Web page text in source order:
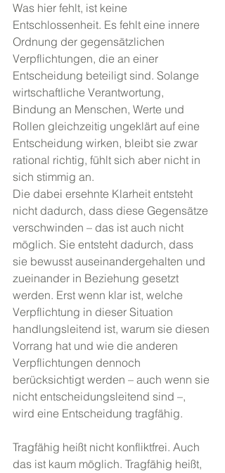
Was hier fehlt, ist keine
Entschlossenheit. Es fehlt eine innere
Ordnung der gegensätzlichen
Verpflichtungen, die an einer
Entscheidung beteiligt sind. Solange
wirtschaftliche Verantwortung,
Bindung an Menschen, Werte und
Rollen gleichzeitig ungeklärt auf eine
Entscheidung wirken, bleibt sie zwar
rational richtig, fühlt sich aber nicht in
sich stimmig an.
Die dabei ersehnte Klarheit entsteht
nicht dadurch, dass diese Gegensätze
verschwinden – das ist auch nicht
möglich. Sie entsteht dadurch, dass
sie bewusst auseinandergehalten und
zueinander in Beziehung gesetzt
werden. Erst wenn klar ist, welche
Verpflichtung in dieser Situation
handlungsleitend ist, warum sie diesen
Vorrang hat und wie die anderen
Verpflichtungen dennoch
berücksichtigt werden – auch wenn sie
nicht entscheidungsleitend sind –,
wird eine Entscheidung tragfähig.
Tragfähig heißt nicht konfliktfrei. Auch
das ist kaum möglich. Tragfähig heißt,